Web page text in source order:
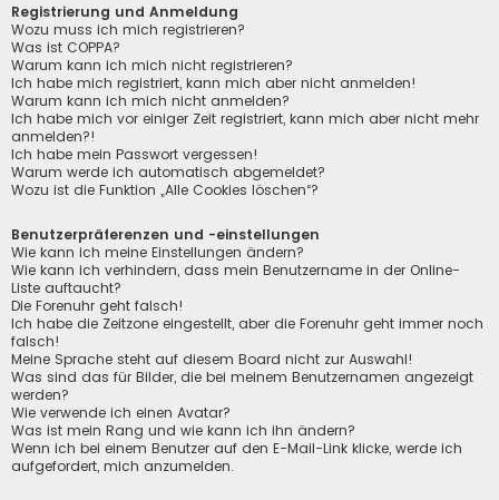
Registrierung und Anmeldung
Wozu muss ich mich registrieren?
Was ist COPPA?
Warum kann ich mich nicht registrieren?
Ich habe mich registriert, kann mich aber nicht anmelden!
Warum kann ich mich nicht anmelden?
Ich habe mich vor einiger Zeit registriert, kann mich aber nicht mehr
anmelden?!
Ich habe mein Passwort vergessen!
Warum werde ich automatisch abgemeldet?
Wozu ist die Funktion „Alle Cookies löschen“?
Benutzerpräferenzen und -einstellungen
Wie kann ich meine Einstellungen ändern?
Wie kann ich verhindern, dass mein Benutzername in der Online-
Liste auftaucht?
Die Forenuhr geht falsch!
Ich habe die Zeitzone eingestellt, aber die Forenuhr geht immer noch
falsch!
Meine Sprache steht auf diesem Board nicht zur Auswahl!
Was sind das für Bilder, die bei meinem Benutzernamen angezeigt
werden?
Wie verwende ich einen Avatar?
Was ist mein Rang und wie kann ich ihn ändern?
Wenn ich bei einem Benutzer auf den E-Mail-Link klicke, werde ich
aufgefordert, mich anzumelden.